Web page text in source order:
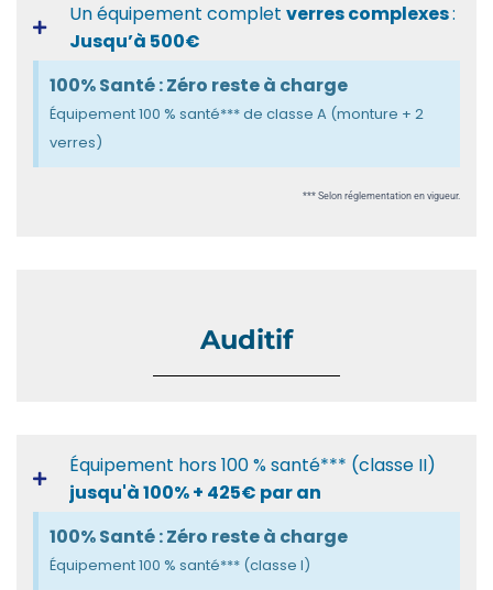
Un équipement complet verres complexes:
Jusqu’à 500€
100% Santé : Zéro reste à charge
Équipement 100 % santé*** de classe A (monture + 2
verres)
*** Selon réglementation en vigueur.
Auditif
Équipement hors 100 % santé*** (classe II)
jusqu'à 100% + 425€ par an
100% Santé : Zéro reste à charge
Équipement 100 % santé*** (classe I)